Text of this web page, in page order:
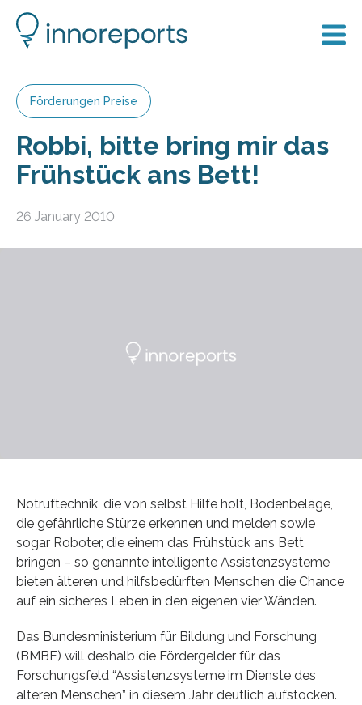
Förderungen Preise
Robbi, bitte bring mir das
Frühstück ans Bett!
26 January 2010
Notruftechnik, die von selbst Hilfe holt, Bodenbeläge,
die gefährliche Stürze erkennen und melden sowie
sogar Roboter, die einem das Frühstück ans Bett
bringen – so genannte intelligente Assistenzsysteme
bieten älteren und hilfsbedürften Menschen die Chance
auf ein sicheres Leben in den eigenen vier Wänden.
Das Bundesministerium für Bildung und Forschung
(BMBF) will deshalb die Fördergelder für das
Forschungsfeld “Assistenzsysteme im Dienste des
älteren Menschen” in diesem Jahr deutlich aufstocken.